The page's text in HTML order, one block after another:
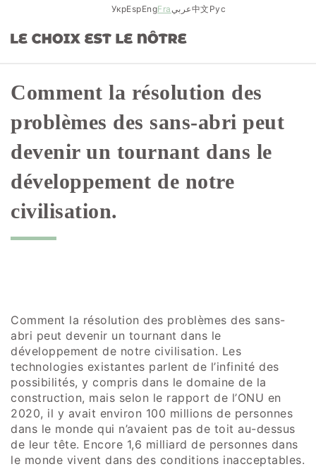
content
УкрEspEngFraعربي中文 Рус
Comment la résolution des
problèmes des sans-abri peut
devenir un tournant dans le
développement de notre
civilisation.
Comment la résolution des problèmes des sans-
abri peut devenir un tournant dans le
développement de notre civilisation. Les
technologies existantes parlent de l’infinité des
possibilités, y compris dans le domaine de la
construction, mais selon le rapport de l’ONU en
2020, il y avait environ 100 millions de personnes
dans le monde qui n’avaient pas de toit au-dessus
de leur tête. Encore 1,6 milliard de personnes dans
le monde vivent dans des conditions inacceptables.